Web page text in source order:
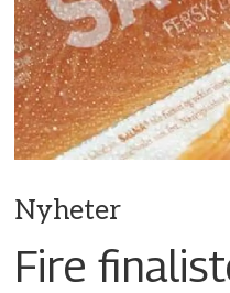
Nyheter
Fire